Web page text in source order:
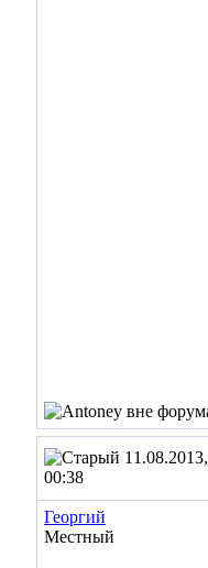
11.08.2013,
00:38
Георгий
Местный